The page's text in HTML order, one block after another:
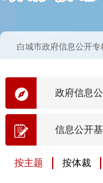
白城市政府信息公开专
政府信息
信息公开
按主题 按体裁